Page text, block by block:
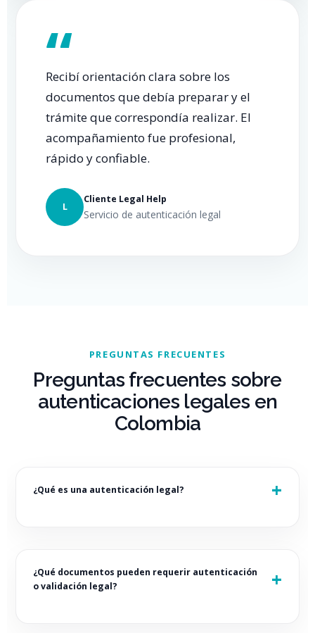
“
Recibí orientación clara sobre los
documentos que debía preparar y el
trámite que correspondía realizar. El
acompañamiento fue profesional,
rápido y confiable.
L
Cliente Legal Help
Servicio de autenticación legal
PREGUNTAS FRECUENTES
Preguntas frecuentes sobre
autenticaciones legales en
Colombia
¿Qué es una autenticación legal?
¿Qué documentos pueden requerir autenticación
o validación legal?